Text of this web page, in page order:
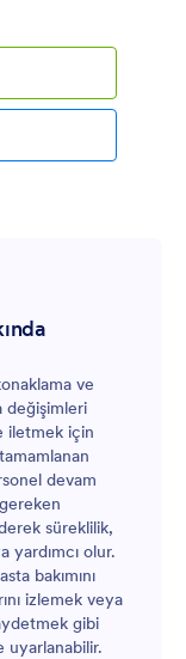
ve
değişimleri
iletmek için
devam
süreklilik,
yardımcı olur.
bakımını
izlemek veya
gibi
uyarlanabilir.